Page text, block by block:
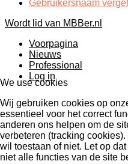
Gebruikersnaam
Wordt lid van MBBer.nl
Voorpagina
Nieuws
Professional
Log in
We use cookies
Wij gebruiken cookies op
essentieel voor het correct
anderen ons helpen om de
verbeteren (tracking
wil toestaan of niet. Let op
niet alle functies van de site